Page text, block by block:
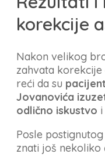
korekcije
Nakon velikog
zahvata
reći da su
Jovanovića
odlično iskustvo
Posle
znati još nekoliko